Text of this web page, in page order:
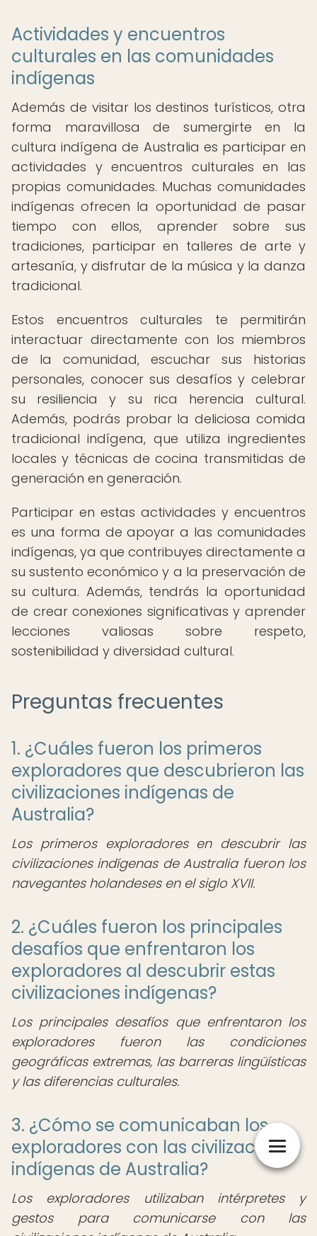
Actividades y encuentros
culturales en las comunidades
indígenas
Además de visitar los destinos turísticos, otra
forma maravillosa de sumergirte en la
cultura indígena de Australia es participar en
actividades y encuentros culturales en las
propias comunidades. Muchas comunidades
indígenas ofrecen la oportunidad de pasar
tiempo con ellos, aprender sobre sus
tradiciones, participar en talleres de arte y
artesanía, y disfrutar de la música y la danza
tradicional.
Estos encuentros culturales te permitirán
interactuar directamente con los miembros
de la comunidad, escuchar sus historias
personales, conocer sus desafíos y celebrar
su resiliencia y su rica herencia cultural.
Además, podrás probar la deliciosa comida
tradicional indígena, que utiliza ingredientes
locales y técnicas de cocina transmitidas de
generación en generación.
Participar en estas actividades y encuentros
es una forma de apoyar a las comunidades
indígenas, ya que contribuyes directamente a
su sustento económico y a la preservación de
su cultura. Además, tendrás la oportunidad
de crear conexiones significativas y aprender
lecciones valiosas sobre respeto,
sostenibilidad y diversidad cultural.
Preguntas frecuentes
1. ¿Cuáles fueron los primeros
exploradores que descubrieron las
civilizaciones indígenas de
Australia?
Los primeros exploradores en descubrir las
civilizaciones indígenas de Australia fueron los
navegantes holandeses en el siglo XVII.
2. ¿Cuáles fueron los principales
desafíos que enfrentaron los
exploradores al descubrir estas
civilizaciones indígenas?
Los principales desafíos que enfrentaron los
exploradores fueron las condiciones
geográficas extremas, las barreras lingüísticas
y las diferencias culturales.
3. ¿Cómo se comunicaban los
exploradores con las civilizaciones
indígenas de Australia?
Los exploradores utilizaban intérpretes y
gestos para comunicarse con las